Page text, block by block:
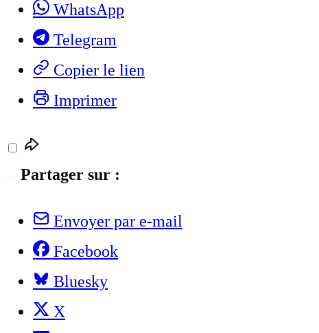
WhatsApp
Telegram
Copier le lien
Imprimer
Partager sur :
Envoyer par e-mail
Facebook
Bluesky
X